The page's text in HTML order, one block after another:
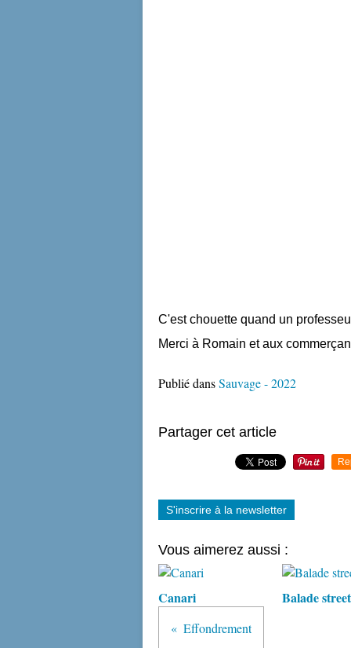
C'est chouette quand un
Merci à Romain et aux
Publié dansSauvage - 2022
Partager cet article
S'inscrire à la newsletter
Vous aimerez aussi :
Canari Balade
Effondrement